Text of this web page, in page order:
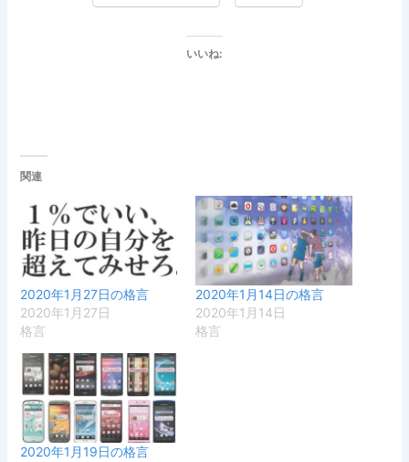
いいね:
関連
2020年1月27日の格言
2020年1月27日
格言
2020年1月14日の格言
2020年1月14日
格言
2020年1月19日の格言